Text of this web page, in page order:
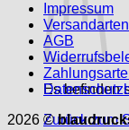
Es befinden
Zurück zum
Impressum
Versandarten
AGB
2026 ©